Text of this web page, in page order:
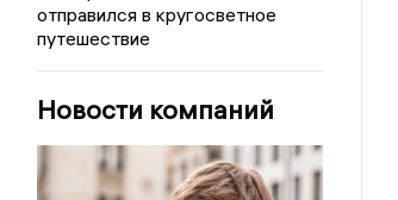
отправился в кругосветное
путешествие
Новости компаний